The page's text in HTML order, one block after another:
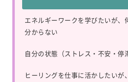
エネルギーワークを学びたいが、
分からない
自分の状態（ストレス・不安・停
ヒーリングを仕事に活かしたいが